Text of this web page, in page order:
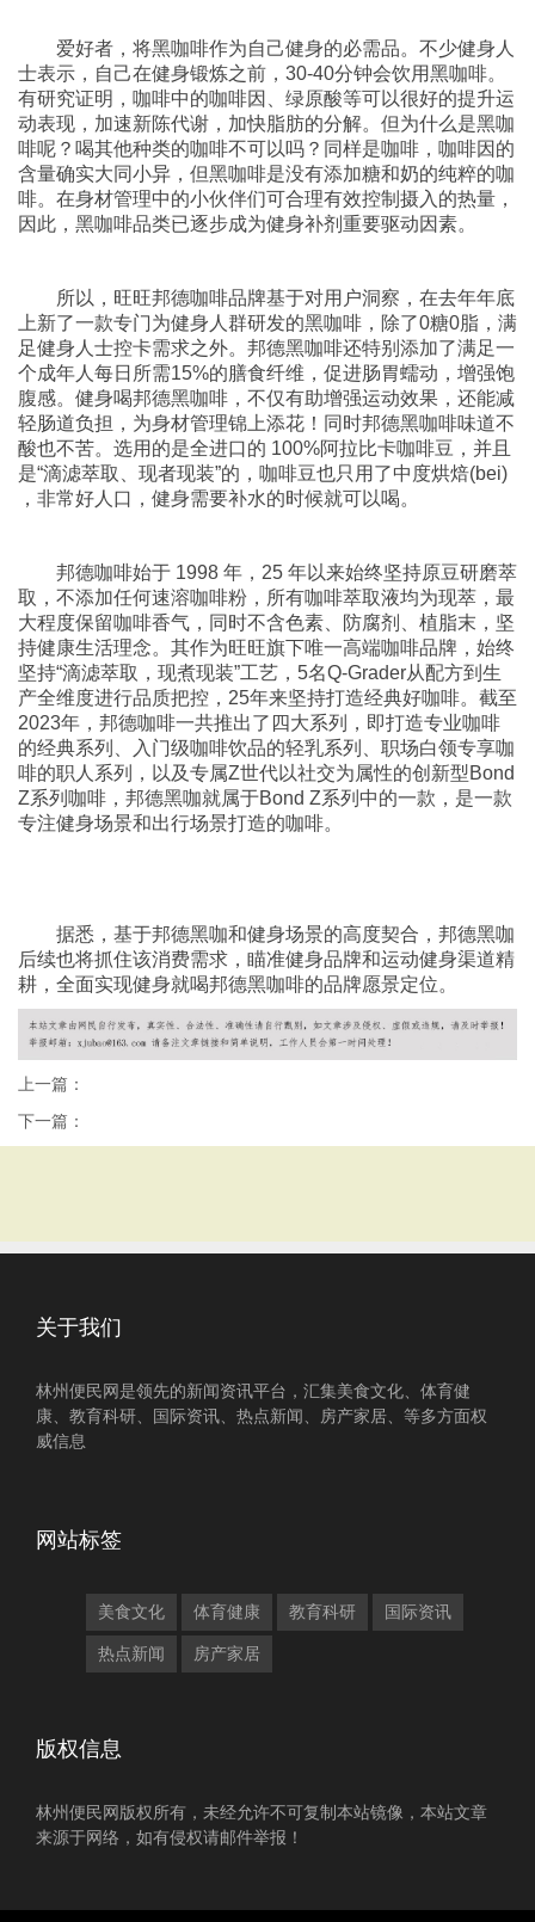
爱好者，将黑咖啡作为自己健身的必需品。不少健身人
士表示，自己在健身锻炼之前，30-40分钟会饮用黑咖啡。
有研究证明，咖啡中的咖啡因、绿原酸等可以很好的提升运
动表现，加速新陈代谢，加快脂肪的分解。但为什么是黑咖
啡呢？喝其他种类的咖啡不可以吗？同样是咖啡，咖啡因的
含量确实大同小异，但黑咖啡是没有添加糖和奶的纯粹的咖
啡。在身材管理中的小伙伴们可合理有效控制摄入的热量，
因此，黑咖啡品类已逐步成为健身补剂重要驱动因素。
所以，旺旺邦德咖啡品牌基于对用户洞察，在去年年底
上新了一款专门为健身人群研发的黑咖啡，除了0糖0脂，满
足健身人士控卡需求之外。邦德黑咖啡还特别添加了满足一
个成年人每日所需15%的膳食纤维，促进肠胃蠕动，增强饱
腹感。健身喝邦德黑咖啡，不仅有助增强运动效果，还能减
轻肠道负担，为身材管理锦上添花！同时邦德黑咖啡味道不
酸也不苦。选用的是全进口的 100%阿拉比卡咖啡豆，并且
是“滴滤萃取、现者现装”的，咖啡豆也只用了中度烘焙(bei)
，非常好人口，健身需要补水的时候就可以喝。
邦德咖啡始于 1998 年，25 年以来始终坚持原豆研磨萃
取，不添加任何速溶咖啡粉，所有咖啡萃取液均为现萃，最
大程度保留咖啡香气，同时不含色素、防腐剂、植脂末，坚
持健康生活理念。其作为旺旺旗下唯一高端咖啡品牌，始终
坚持“滴滤萃取，现煮现装”工艺，5名Q-Grader从配方到生
产全维度进行品质把控，25年来坚持打造经典好咖啡。截至
2023年，邦德咖啡一共推出了四大系列，即打造专业咖啡
的经典系列、入门级咖啡饮品的轻乳系列、职场白领专享咖
啡的职人系列，以及专属Z世代以社交为属性的创新型Bond
Z系列咖啡，邦德黑咖就属于Bond Z系列中的一款，是一款
专注健身场景和出行场景打造的咖啡。
据悉，基于邦德黑咖和健身场景的高度契合，邦德黑咖
后续也将抓住该消费需求，瞄准健身品牌和运动健身渠道精
耕，全面实现健身就喝邦德黑咖啡的品牌愿景定位。
上一篇：
下一篇：
关于我们
林州便民网是领先的新闻资讯平台，汇集美食文化、体育健
康、教育科研、国际资讯、热点新闻、房产家居、等多方面权
威信息
网站标签
美食文化 体育健康 教育科研 国际资讯
热点新闻 房产家居
版权信息
林州便民网版权所有，未经允许不可复制本站镜像，本站文章
来源于网络，如有侵权请邮件举报！